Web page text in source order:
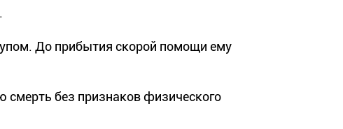
До прибытия скорой помощи ему
смерть без признаков физического